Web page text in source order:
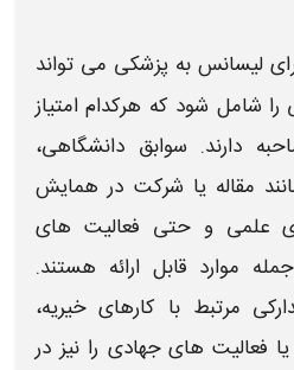
لیسانس به پزشکی می تواند
شامل شود که هرکدام امتیاز
دارند. سوابق دانشگاهی،
مقاله یا شرکت در همایش
علمی و حتی فعالیت های
موارد قابل ارائه هستند.
مرتبط با کارهای خیریه،
فعالیت های جهادی را نیز در